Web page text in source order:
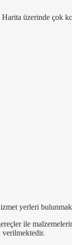
üzerinde çok
yerleri
ile
verilmektedir.